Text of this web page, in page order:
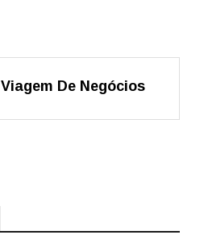
Viagem De Negócios